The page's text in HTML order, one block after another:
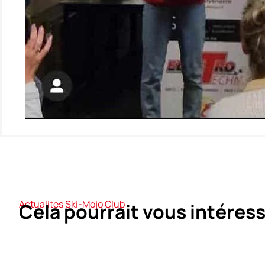
Actualites Ski-Mojo Club
Cela pourrait vous